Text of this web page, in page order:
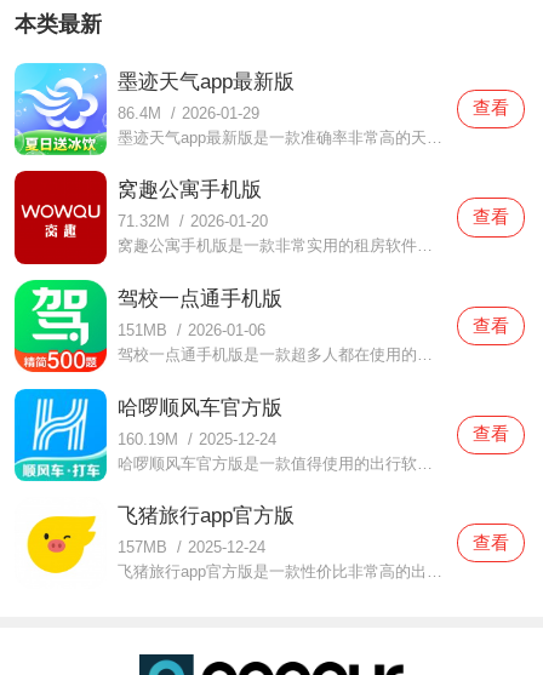
本类最新
墨迹天气app最新版
86.4M / 2026-01-29
查看
窝趣公寓手机版
71.32M / 2026-01-20
窝趣公寓手机版是一款非常实用的租房软件在这款窝趣公寓手机版中拥有非常真实的房源评价，用户们都可以自由选择自己喜欢的房源进行了解，同时还有客服人员来为你们解答，无论是价格还是服务都是可以得到保障的，用户们外出的时候也可以享受一个非常舒适的房源，有想要的朋
查看
驾校一点通手机版
151MB / 2026-01-06
驾校一点通手机版是一款超多人都在使用的驾考软件，在这款驾校一点通手机版中汇总了从科一到科四的练习，各种各样的题目都有提供，用户们在考试的时候会发现这里面的真题有很多的，还可以顺利通过每一场考试哦，线下练习的时候还可以自己选择教练的，你们可不要错过了哦，
查看
哈啰顺风车官方版
160.19M / 2025-12-24
哈啰顺风车官方版是一款值得使用的出行软件，在这款哈啰顺风车官方版中适合用户们出远门使用，只要提前预约就可以了，而且还可以轻松叫到车，根本不用担心的，同时这些价格也是比较划算的，不会多算钱，超透明的标价，你们都可以放心使用，出行都可以得到保障，下雨天也可
查看
飞猪旅行app官方版
157MB / 2025-12-24
飞猪旅行app官方版是一款性价比非常高的出行服务软件，在这款飞猪旅行app官方版中提供了很多特色景点的周边体验，用户们都可以通过该软件发现很多好玩有趣的地方，出门旅行也不用担心不知道去哪里玩，还不会被导游团的人坑钱，超级方便的，你们如果有需要的话都可以来试试这
查看